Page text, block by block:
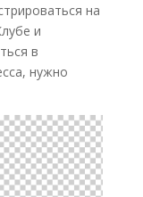
на
и
в
нужно